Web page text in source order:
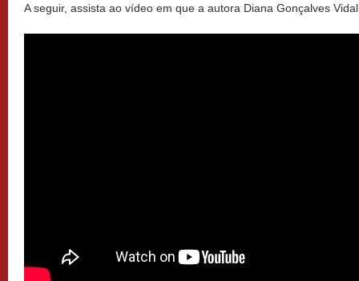
A seguir, assista ao vídeo em que a autora Diana Gonçalves